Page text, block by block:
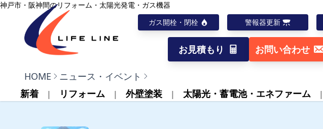
内容をスキップ
神戸市・阪神間のリフォーム・太陽光発電・ガス機器
ガス開栓・閉栓
警報器更新
株式会社ライフライン お見積もり お問い合わせ
HOME
ニュース・イベント
新着
リフォーム 外壁塗装 太陽光・蓄電池・エネファーム